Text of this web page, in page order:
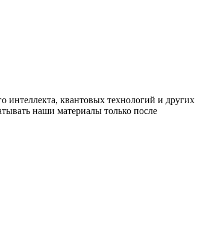
интеллекта, квантовых технологий и других
наши материалы только после